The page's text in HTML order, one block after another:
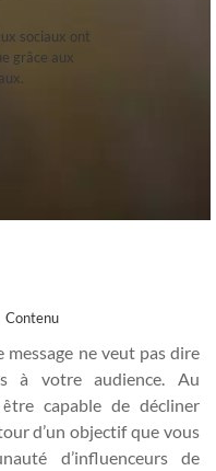
sociaux ont
grâce aux
Contenu
ne veut pas dire
à votre audience. Au
capable de décliner
d’un objectif que vous
d’influenceurs de